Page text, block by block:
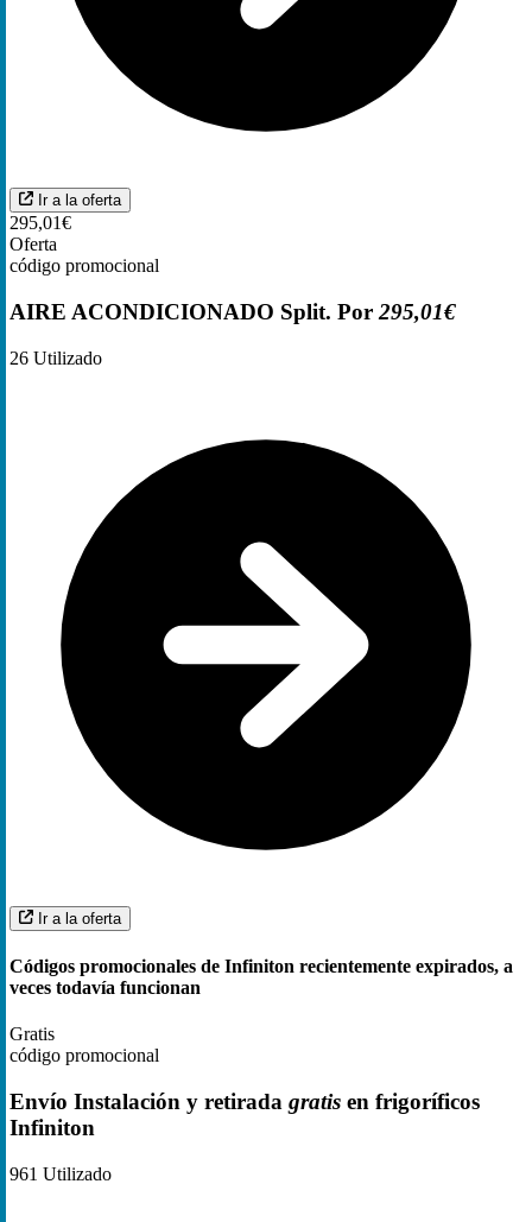
Ir a la oferta
295,01€
Oferta
código promocional
AIRE ACONDICIONADO Split. Por 295,01€
26 Utilizado
Ir a la oferta
Códigos promocionales de Infiniton recientemente expirados, a
veces todavía funcionan
Gratis
código promocional
Envío Instalación y retirada gratis en frigoríficos
Infiniton
961 Utilizado